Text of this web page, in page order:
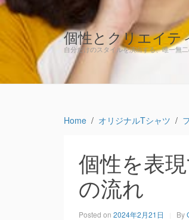
個性とクリエイテ
自分だけのスタイルを演出する、唯一無
Home オリジナルTシャツ
個性を表
の流れ
Posted on 2024年2月21日 By